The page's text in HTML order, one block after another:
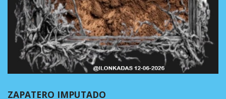
ZAPATERO IMPUTADO